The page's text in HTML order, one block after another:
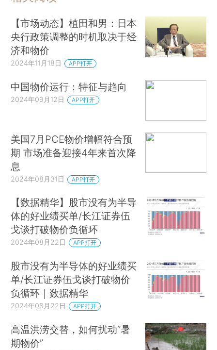
【市场动态】植田和男：日本
央行政策调整的时机取决于经
济和物价
2024年11月18日 APP打开
中国物价运行：特征与趋向
2024年09月12日 APP打开
美国7月PCE物价增幅符合预
期 市场准备迎接4年来首次降
息
2024年08月31日 APP打开
【数据精华】股市没有为半导
体的好业绩买单/长江证券伍
戈谈打破物价负循环
2024年08月22日 APP打开
股市没有为半导体的好业绩买
单/长江证券伍戈谈打破物价
负循环｜数据精华
2024年08月22日 APP打开
高温洪涝交替，如何扰动“暑
期物价”